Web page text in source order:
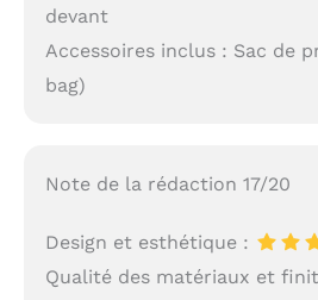
devant
Accessoires inclus : Sac de
bag)
Note de la rédaction 17/20
Design et esthétique :
Qualité des matériaux et